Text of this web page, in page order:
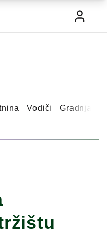
Vodiči Gradnja